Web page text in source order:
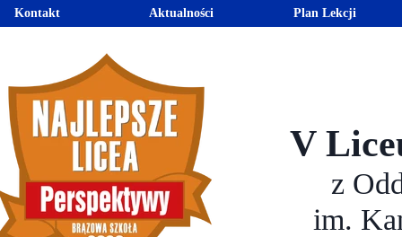
V
z
im.
Plan Lekcji
Aktualności
Kontakt